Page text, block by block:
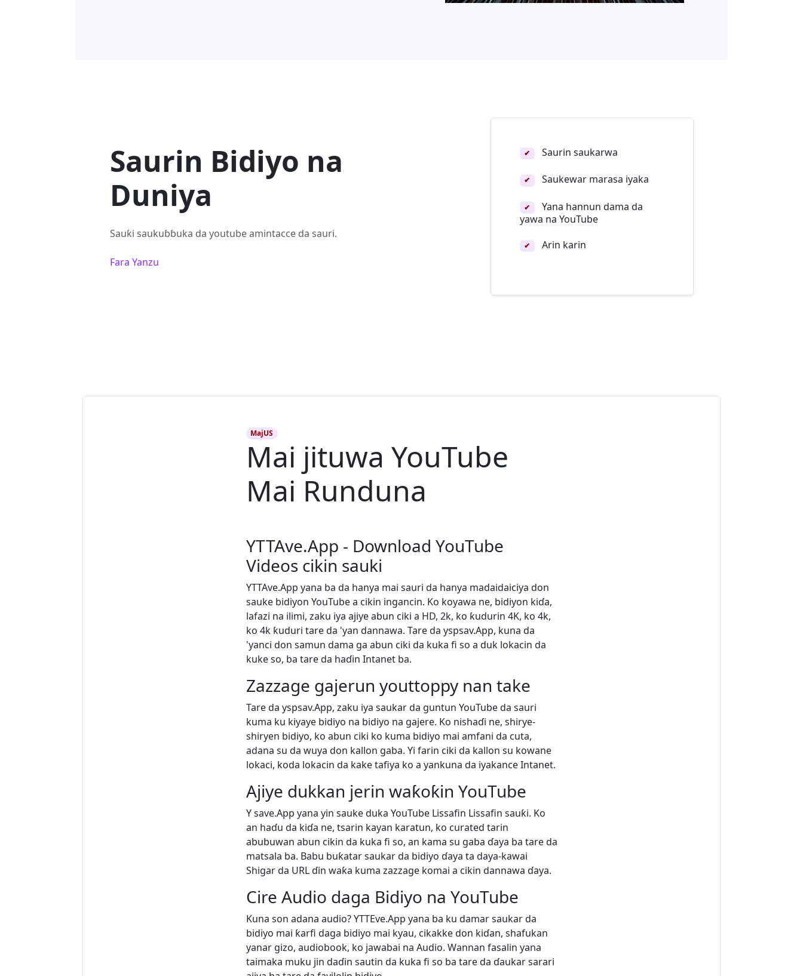
Saurin Bidiyo na
Duniya
Sauƙi saukuɓɓuka da youtube amintacce da sauri.
Fara Yanzu
✔ Saurin saukarwa
✔ Saukewar marasa iyaka
✔
Yana hannun dama da
yawa na YouTube
✔ Arin karin
MajUS
Mai jituwa YouTube
Mai Runduna
YTTAve.App - Download YouTube
Videos cikin sauki
YTTAve.App yana ba da hanya mai sauri da hanya madaidaiciya don
sauke bidiyon YouTube a cikin ingancin. Ko koyawa ne, bidiyon kiɗa,
lafazi na ilimi, zaku iya ajiye abun ciki a HD, 2k, ko ƙudurin 4K, ko 4k,
ko 4k ƙuduri tare da 'yan dannawa. Tare da yspsav.App, kuna da
'yanci don samun dama ga abun ciki da kuka fi so a duk lokacin da
kuke so, ba tare da haɗin Intanet ba.
Zazzage gajerun youttoppy nan take
Tare da yspsav.App, zaku iya saukar da guntun YouTube da sauri
kuma ku kiyaye bidiyo na bidiyo na gajere. Ko nishaɗi ne, shirye-
shiryen bidiyo, ko abun ciki ko kuma bidiyo mai amfani da cuta,
adana su da wuya don kallon gaba. Yi farin ciki da kallon su kowane
lokaci, koda lokacin da kake tafiya ko a yankuna da iyakance Intanet.
Ajiye dukkan jerin waƙoƙin YouTube
Y save.App yana yin sauke duka YouTube Lissafin Lissafin sauƙi. Ko
an haɗu da kiɗa ne, tsarin kayan karatun, ko curated tarin
abubuwan abun cikin da kuka fi so, an kama su gaba ɗaya ba tare da
matsala ba. Babu buƙatar saukar da bidiyo ɗaya ta daya-kawai
Shigar da URL ɗin waƙa kuma zazzage komai a cikin dannawa ɗaya.
Cire Audio daga Bidiyo na YouTube
Kuna son adana audio? YTTEve.App yana ba ku damar saukar da
bidiyo mai ƙarfi daga bidiyo mai kyau, cikakke don kiɗan, shafukan
yanar gizo, audiobook, ko jawabai na Audio. Wannan fasalin yana
taimaka muku jin daɗin sautin da kuka fi so ba tare da ɗaukar sarari